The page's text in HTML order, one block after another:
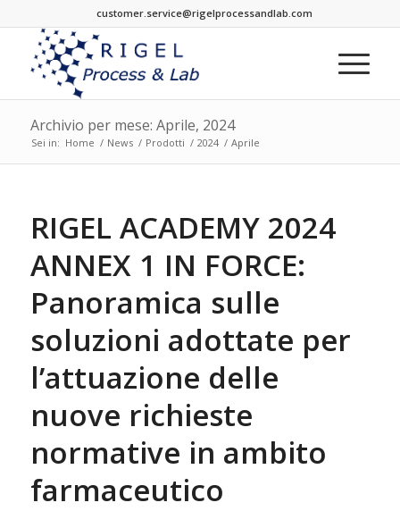
customer.service@rigelprocessandlab.com
Archivio per mese: Aprile, 2024
Sei in: Home / News / Prodotti / 2024 / Aprile
RIGEL ACADEMY 2024
ANNEX 1 IN FORCE:
Panoramica sulle
soluzioni adottate per
l’attuazione delle
nuove richieste
normative in ambito
farmaceutico